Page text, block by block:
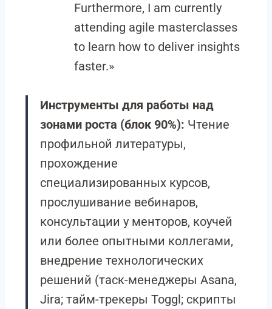
Furthermore, I am currently
attending agile masterclasses
to learn how to deliver insights
faster.»
Инструменты для работы над
зонами роста (блок 90%): Чтение
профильной литературы,
прохождение
специализированных курсов,
прослушивание вебинаров,
консультации у менторов, коучей
или более опытными коллегами,
внедрение технологических
решений (таск-менеджеры Asana,
Jira; тайм-трекеры Toggl; скрипты